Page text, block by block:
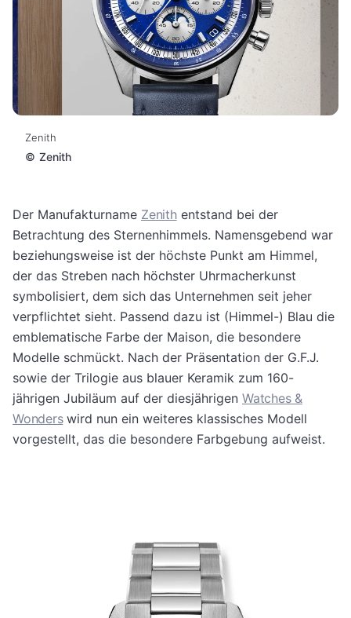
Zenith
© Zenith
Der Manufakturname Zenithentstand bei der
Betrachtung des Sternenhimmels. Namensgebend war
beziehungsweise ist der höchste Punkt am Himmel,
der das Streben nach höchster Uhrmacherkunst
symbolisiert, dem sich das Unternehmen seit jeher
verpflichtet sieht. Passend dazu ist (Himmel-) Blau die
emblematische Farbe der Maison, die besondere
Modelle schmückt. Nach der Präsentation der G.F.J.
sowie der Trilogie aus blauer Keramik zum 160-
jährigen Jubiläum auf der diesjährigen Watches &
Wonderswird nun ein weiteres klassisches Modell
vorgestellt, das die besondere Farbgebung aufweist.